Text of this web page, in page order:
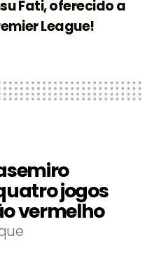
Fati, oferecido a
League!
jogos
vermelho